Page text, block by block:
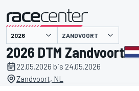
ZANDVOORT
2026 DTM Zandvoort
22.05.2026 bis 24.05.2026
Zandvoort, NL